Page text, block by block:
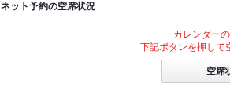
ネット予約の空席状況
カレンダー
下記ボタンを押して
空席